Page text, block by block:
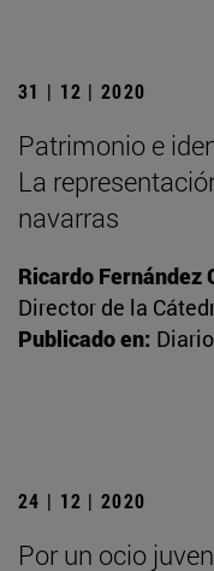
31 | 12 | 2020
Patrimonio e
La
navarras
Ricardo Fernández
Director de la
Publicado en:
24 | 12 | 2020
Por un ocio